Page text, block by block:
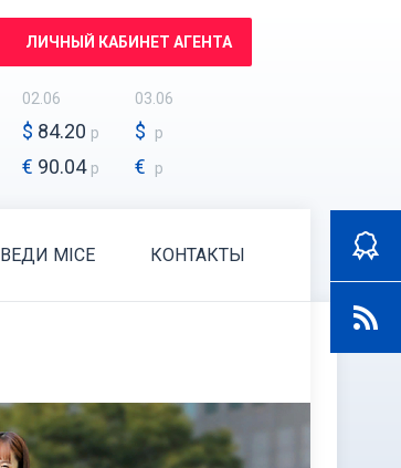
ЛИЧНЫЙ КАБИНЕТ АГЕНТА
02.06
$ 84.20 р
€ 90.04 р
03.06
$ р
€ р
ВЕДИ MICE КОНТАКТЫ